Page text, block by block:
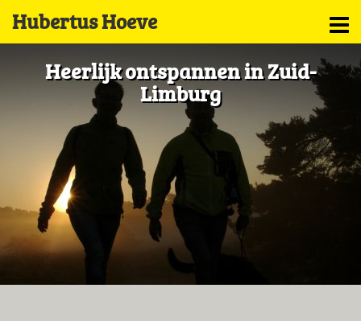
Hubertus Hoeve
Heerlijk ontspannen in Zuid-
Limburg